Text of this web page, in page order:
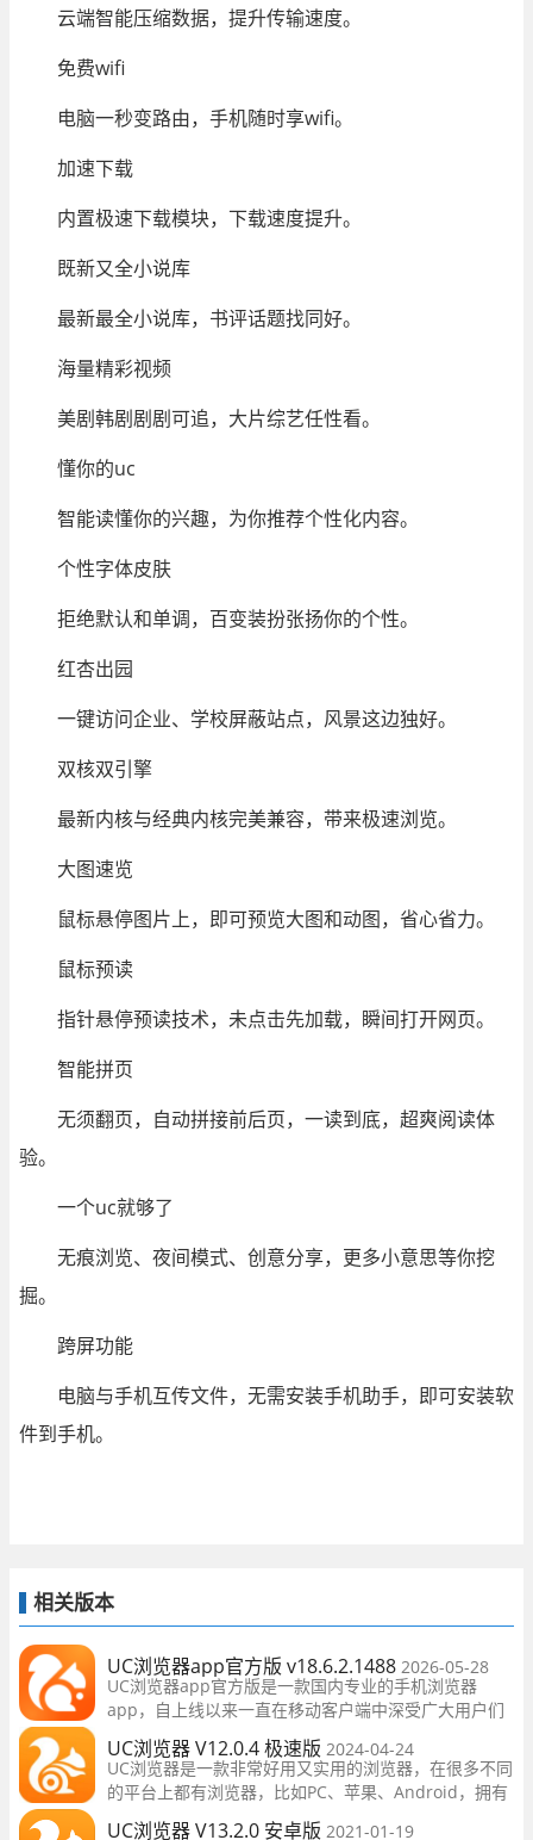
云端智能压缩数据，提升传输速度。
免费wifi
电脑一秒变路由，手机随时享wifi。
加速下载
内置极速下载模块，下载速度提升。
既新又全小说库
最新最全小说库，书评话题找同好。
海量精彩视频
美剧韩剧剧剧可追，大片综艺任性看。
懂你的uc
智能读懂你的兴趣，为你推荐个性化内容。
个性字体皮肤
拒绝默认和单调，百变装扮张扬你的个性。
红杏出园
一键访问企业、学校屏蔽站点，风景这边独好。
双核双引擎
最新内核与经典内核完美兼容，带来极速浏览。
大图速览
鼠标悬停图片上，即可预览大图和动图，省心省力。
鼠标预读
指针悬停预读技术，未点击先加载，瞬间打开网页。
智能拼页
无须翻页，自动拼接前后页，一读到底，超爽阅读体
验。
一个uc就够了
无痕浏览、夜间模式、创意分享，更多小意思等你挖
掘。
跨屏功能
电脑与手机互传文件，无需安装手机助手，即可安装软
件到手机。
相关版本
UC浏览器app官方版 v18.6.2.1488 2026-05-28
UC浏览器app官方版是一款国内专业的手机浏览器
app，自上线以来一直在移动客户端中深受广大用户们
的喜爱。该软件能够完美运行在安卓平台手机上，拥有
独创的U3内核，让你在手机上看电影、看小说，玩游戏
可得到最流畅的移动互联网体验
UC浏览器 V12.0.4 极速版 2024-04-24
UC浏览器是一款非常好用又实用的浏览器，在很多不同
的平台上都有浏览器，比如PC、苹果、Android，拥有
超大的用户群和超快的记账响应速度。
UC浏览器 V13.2.0 安卓版 2021-01-19